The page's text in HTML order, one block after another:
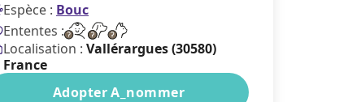
Espèce : Bouc
Ententes :
Localisation : Vallérargues (30580)
France
Adopter A_nommer